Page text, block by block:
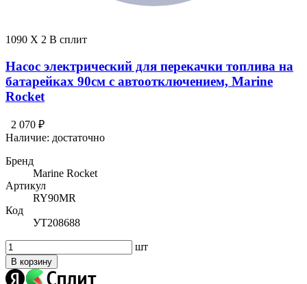
1090 X 2 В сплит
Насос электрический для перекачки топлива на
батарейках 90см с автоотключением, Marine
Rocket
2 070 ₽
Наличие: достаточно
Бренд
Marine Rocket
Артикул
RY90MR
Код
УТ208688
шт
В корзину